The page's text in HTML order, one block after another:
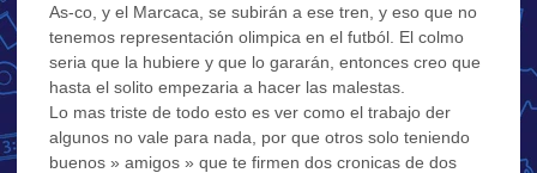
As-co, y el Marcaca, se subirán a ese tren, y eso que no
tenemos representación olimpica en el futból. El colmo
seria que la hubiere y que lo gararán, entonces creo que
hasta el solito empezaria a hacer las malestas.
Lo mas triste de todo esto es ver como el trabajo der
algunos no vale para nada, por que otros solo teniendo
buenos » amigos » que te firmen dos cronicas de dos